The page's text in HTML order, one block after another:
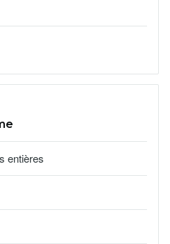
entières